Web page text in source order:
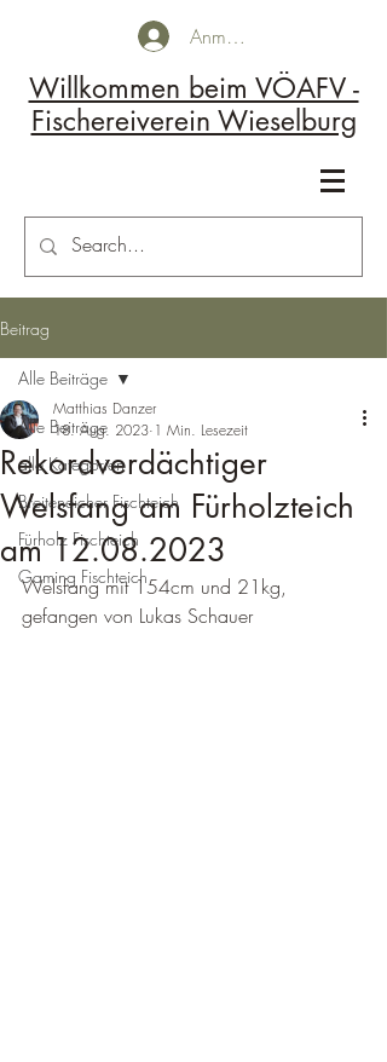
Anmelden
Willkommen beim VÖAFV -
Fischereiverein Wieselburg
Beitrag
Alle Beiträge
alle Kategorien
Breiteneicher Fischteich
Fürholz Fischteich
Gaming Fischteich
Alle Beiträge
Rekordverdächtiger
Welsfang am Fürholzteich
am 12.08.2023
Matthias Danzer
18. Aug. 2023 1 Min. Lesezeit
Welsfang mit 154cm und 21kg,
gefangen von Lukas Schauer